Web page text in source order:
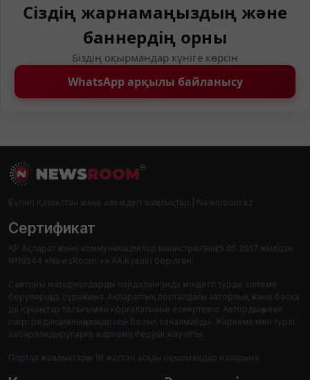
Сіздің жарнамаңыздың және
баннердің орны
Біздің оқырмандар күніге көрсін
WhatsApp арқылы байланысу
Бүгінгі Қазақстан және әлемдегі жаңалықтар | Newsroom.kz
Сертификат
ҚР Ақпарат және коммуникациялар министрлігінің 25.05.2017 жылдан
№16544 «NewsRoom +» АА Куәлігі берілген.
Сайттағы материалдарды пайдаланғанда міндетті түрде сілтеме
берулеріңізді сұраймыз. Ақпараттық порталдағы авторлық және басқа
да құқықтар толығымен қорғалатынын ескертеміз. Автордың жеке
пікірі редакцияның көзқарасы болып саналмайды. Жарнама мен түрлі
хабарландыруларға жарнама беруші жауапты.
Портал жаңалықтары 18 жастан асқан оқырмандар назарына.